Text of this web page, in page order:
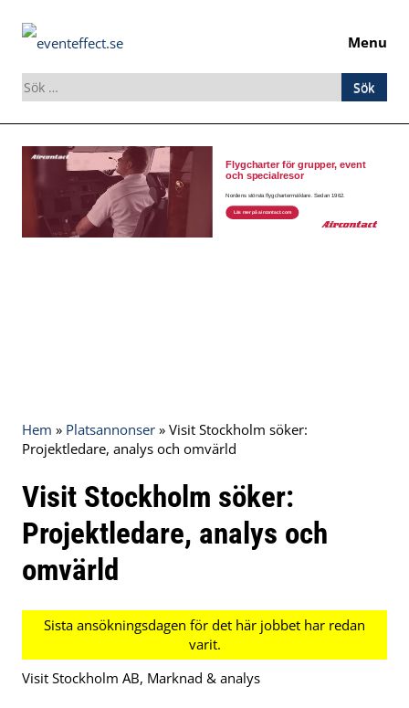
Menu
Sök
efter:
Skip
content
Hem » Platsannonser » Visit Stockholm söker:
Projektledare, analys och omvärld
Visit Stockholm söker:
Projektledare, analys och
omvärld
Visit Stockholm AB, Marknad & analys